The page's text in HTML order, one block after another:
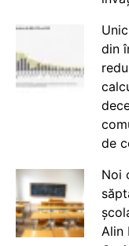
din
de
Noi
Alin